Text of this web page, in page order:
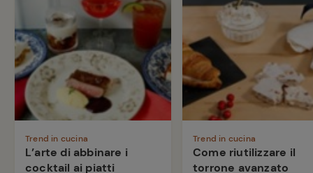
Trend in cucina
L’arte di abbinare i
cocktail ai piatti
Trend in cucina
Come riutilizzare il
torrone avanzato